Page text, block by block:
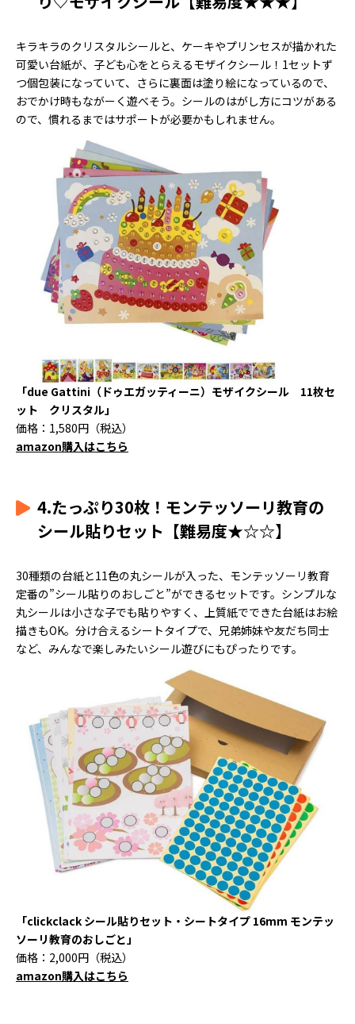
キラキラのクリスタルシールと、ケーキやプリンセスが描かれた
可愛い台紙が、子ども心をとらえるモザイクシール！1セットず
つ個包装になっていて、さらに裏面は塗り絵になっているので、
おでかけ時もながーく遊べそう。シールのはがし方にコツがある
ので、慣れるまではサポートが必要かもしれません。
「due Gattini（ドゥエガッティーニ）モザイクシール 11枚セ
ット クリスタル」
価格：1,580円（税込）
amazon購入はこちら
4.たっぷり30枚！モンテッソーリ教育の
シール貼りセット【難易度★☆☆】
30種類の台紙と11色の丸シールが入った、モンテッソーリ教育
定番の”シール貼りのおしごと”ができるセットです。シンプルな
丸シールは小さな子でも貼りやすく、上質紙でできた台紙はお絵
描きもOK。分け合えるシートタイプで、兄弟姉妹や友だち同士
など、みんなで楽しみたいシール遊びにもぴったりです。
「clickclack シール貼りセット・シートタイプ 16mm モンテッ
ソーリ教育のおしごと」
価格：2,000円（税込）
amazon購入はこちら